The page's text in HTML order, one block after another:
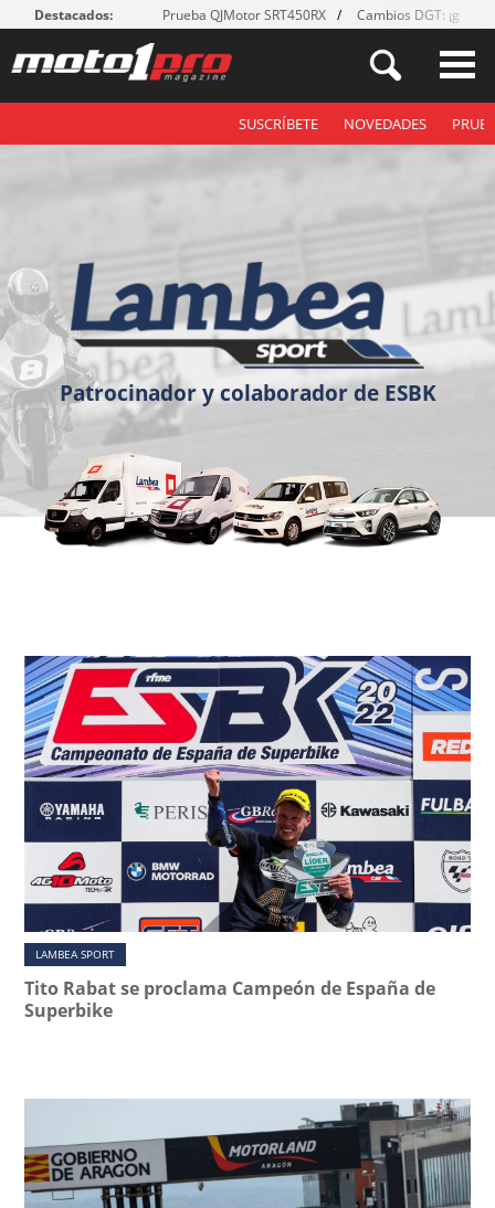
Destacados: Prueba QJMotor SRT450RX Cambios DGT:
SUSCRÍBETE NOVEDADES
Patrocinador y colaborador de ESBK
LAMBEA SPORT
Tito Rabat se proclama Campeón de España de
Superbike
Páginas